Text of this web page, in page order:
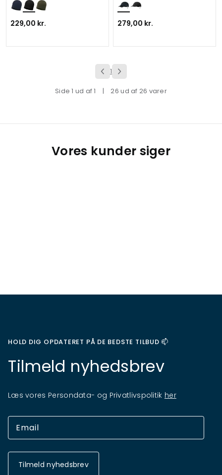
229,00 kr. 279,00 kr.
1
Side 1 ud af 1 | 26 ud af 26 varer
Vores kunder siger
HOLD DIG OPDATERET PÅ DE BEDSTE TILBUD 📫
Tilmeld nyhedsbrev
Læs vores Persondata- og Privatlivspolitik her
Tilmeld nyhedsbrev